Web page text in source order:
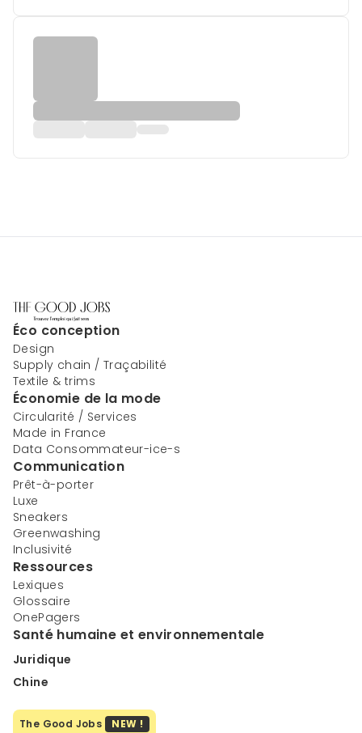
Éco conception
Design
Supply chain / Traçabilité
Textile & trims
Économie de la mode
Circularité / Services
Made in France
Data Consommateur-ice-s
Communication
Prêt-à-porter
Luxe
Sneakers
Greenwashing
Inclusivité
Ressources
Lexiques
Glossaire
OnePagers
Santé humaine et environnementale
Juridique
Chine
The Good Jobs NEW !